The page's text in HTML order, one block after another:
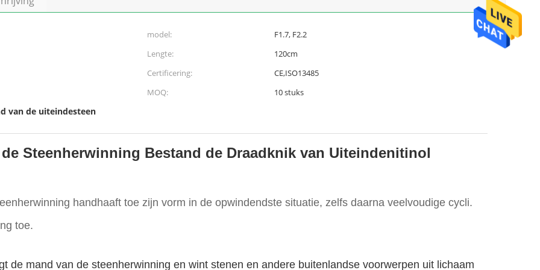
model:
F1.7, F2.2
Lengte:
120cm
Certificering:
CE,ISO13485
MOQ:
10 stuks
van de uiteindesteen
Steenherwinning Bestand de Draadknik van Uiteindenitinol
handhaaft toe zijn vorm in de opwindendste situatie, zelfs daarna veelvoudige cycli.
toe.
de mand van de steenherwinning en wint stenen en andere buitenlandse voorwerpen uit lichaam